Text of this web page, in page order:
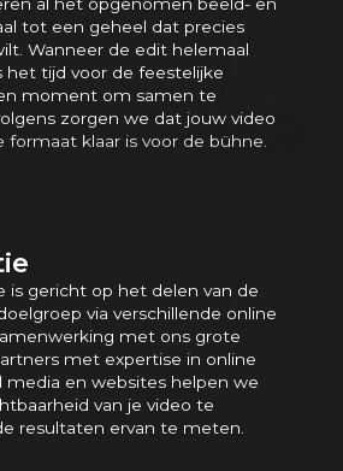
tot een geheel dat precies
Wanneer de edit helemaal
het tijd voor de feestelijke
moment om samen te
zorgen we dat jouw video
klaar is voor de bühne.
is gericht op het delen van de
via verschillende online
met ons grote
met expertise in online
media en websites helpen we
van je video te
resultaten ervan te meten.